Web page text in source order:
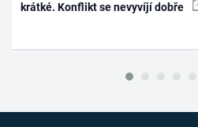
krátké. Konflikt se nevyvíjí dobře